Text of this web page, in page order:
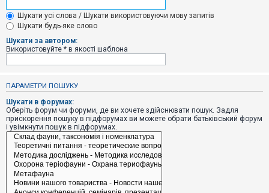
Т
е
м
и
б
і
п
о
в
і
д
Шукати усі слова / Шукати використовуючи мову запитів
Шукати будь-яке слово
Шукати за автором:
Використовуйте * в якості шаблона
ПАРАМЕТРИ ПОШУКУ
Шукати в форумах:
Оберіть форум чи форуми, де ви хочете здійснювати пошук. Задля
прискорення пошуку в підфорумах ви можете обрати батьківський форум
і увімкнути пошук в підфорумах.